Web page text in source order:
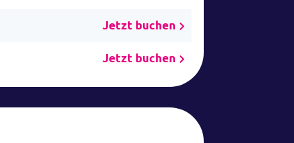
Jetzt buchen
Jetzt buchen